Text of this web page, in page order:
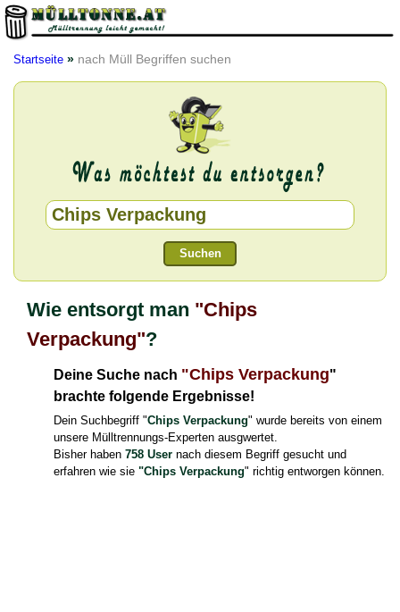
Startseite » nach Müll Begriffen suchen
Suchen
Wie entsorgt man "Chips
Verpackung"?
Deine Suche nach "Chips Verpackung"
brachte folgende Ergebnisse!
Dein Suchbegriff "Chips Verpackung" wurde bereits von einem
unsere Mülltrennungs-Experten ausgwertet.
Bisher haben 758 User nach diesem Begriff gesucht und
erfahren wie sie "Chips Verpackung" richtig entworgen können.